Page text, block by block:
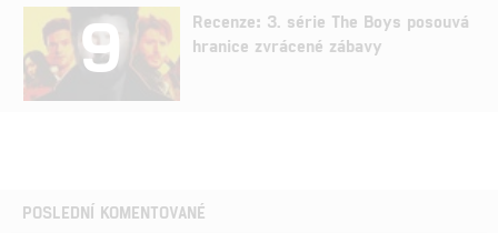
9
Recenze: 3. série The Boys posouvá
hranice zvrácené zábavy
POSLEDNÍ KOMENTOVANÉ